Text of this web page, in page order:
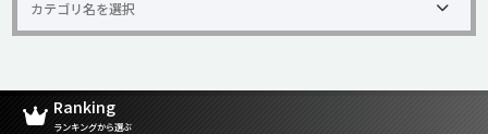
Ranking
ランキングから選ぶ